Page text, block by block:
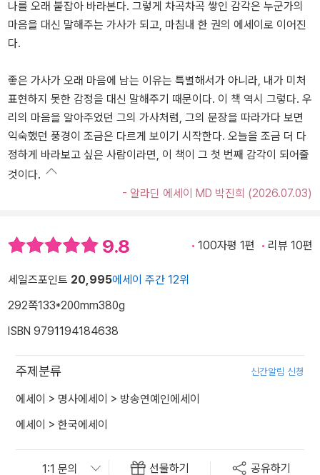
나를 오래 붙잡아 바라본다. 그렇게 차곡차곡 쌓인 감각은 누군가의
마음을 대신 말해주는 가사가 되고, 마침내 한 권의 에세이로 이어진
다.
좋은 가사가 오래 마음에 남는 이유는 특별해서가 아니라, 내가 미처
표현하지 못한 감정을 대신 말해주기 때문이다. 이 책 역시 그렇다. 우
리의 마음을 알아주었던 그의 가사처럼, 그의 문장을 따라가다 보면
익숙했던 풍경이 조금은 다르게 보이기 시작한다. 오늘을 조금 더 다
정하게 바라보고 싶은 사람이라면, 이 책이 그 첫 번째 감각이 되어줄
것이다.
- 알라딘 에세이 MD 박진희 (2026.07.03)
9.8 100자평 1편 리뷰 10편
세일즈포인트 20,995에세이 주간 12위
292쪽133*200mm380g
ISBN 9791194184638
주제분류 신간알림 신청
에세이 > 명사에세이 > 방송연예인에세이
에세이 > 한국에세이
선물하기 공유하기